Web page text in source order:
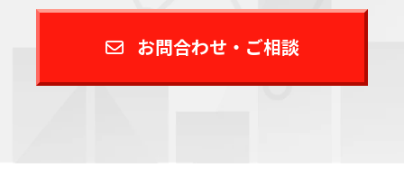
お問合わせ・ご相談